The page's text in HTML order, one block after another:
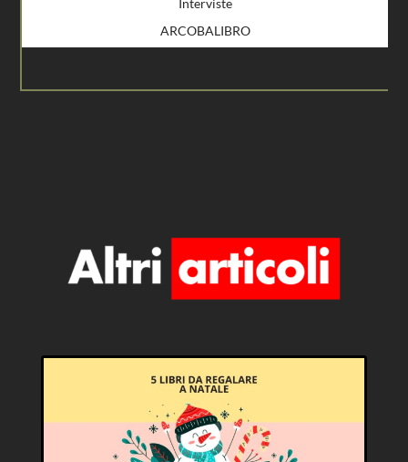
Interviste
ARCOBALIBRO